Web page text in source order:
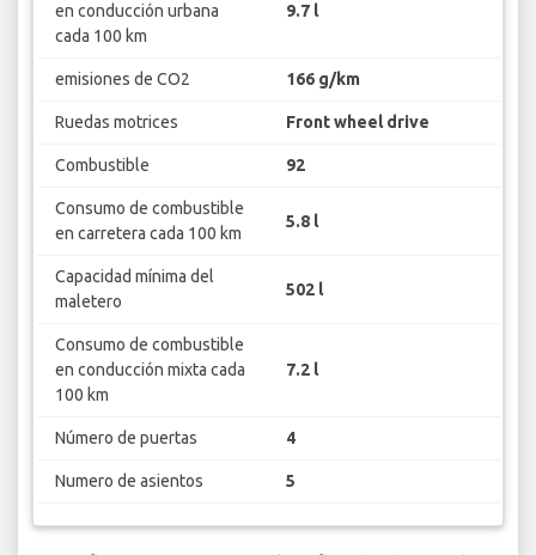
en conducción urbana
cada 100 km
9.7 l
emisiones de CO2 166 g/km
Ruedas motrices Front wheel drive
Combustible 92
Consumo de combustible
en carretera cada 100 km
5.8 l
Capacidad mínima del
maletero
502 l
Consumo de combustible
en conducción mixta cada
100 km
7.2 l
Número de puertas 4
Numero de asientos 5